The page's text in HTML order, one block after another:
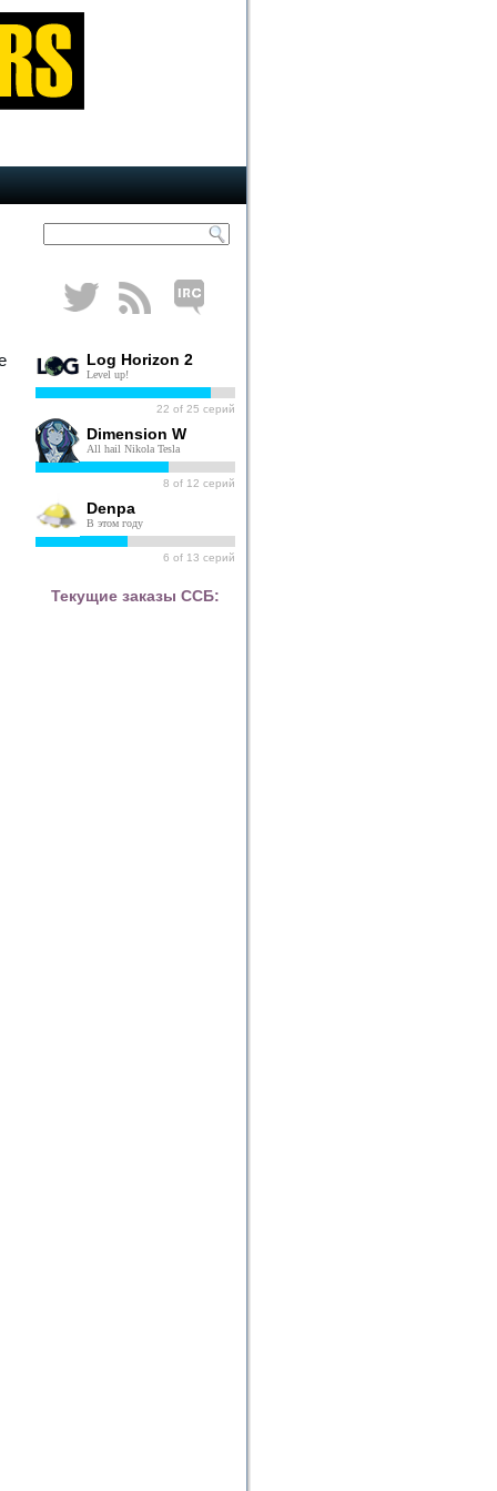
Log Horizon 2
Level up!
22 of 25 серий
Dimension W
All hail Nikola Tesla
8 of 12 серий
Denpa
В этом году
6 of 13 серий
Текущие заказы ССБ: